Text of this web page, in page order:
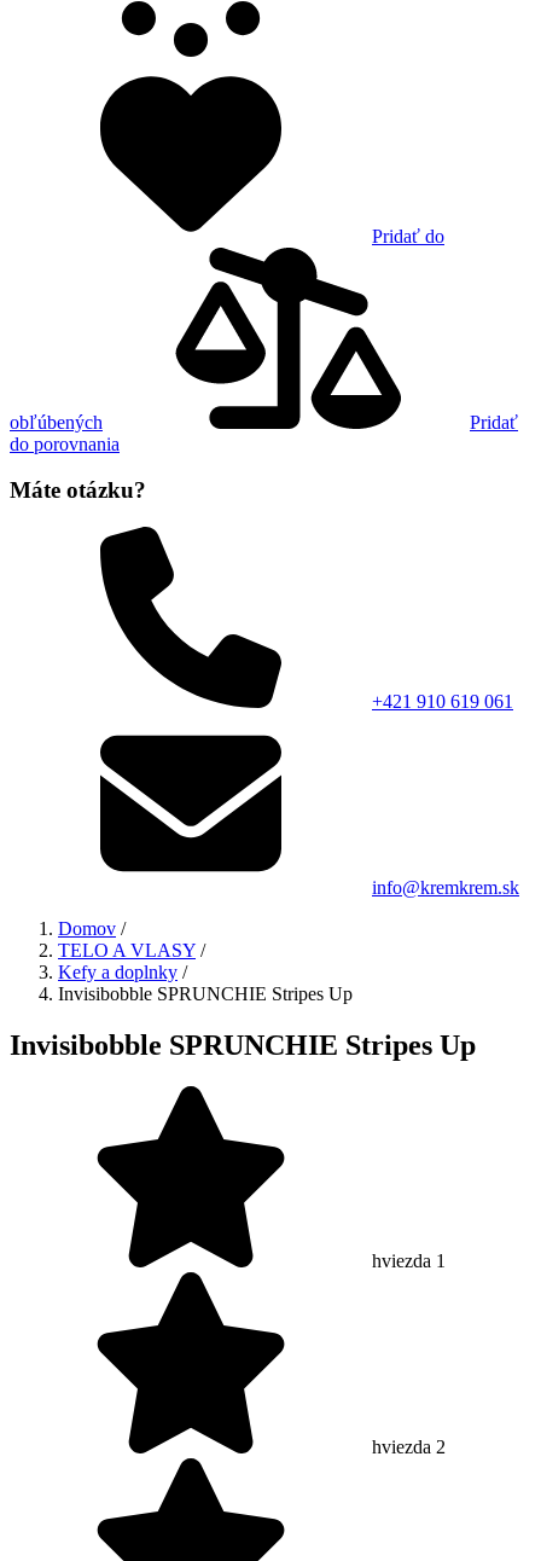
Pridať do
obľúbených
Pridať
do porovnania
Máte otázku?
+421 910 619 061
info@kremkrem.sk
Domov /
TELO A VLASY /
Kefy a doplnky /
Invisibobble SPRUNCHIE Stripes Up
Invisibobble SPRUNCHIE Stripes Up
hviezda 1
hviezda 2